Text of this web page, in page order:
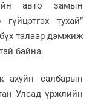
авто замын
тухай”
талаар дэмжиж
байна.
салбарын
Улсад үржлийн